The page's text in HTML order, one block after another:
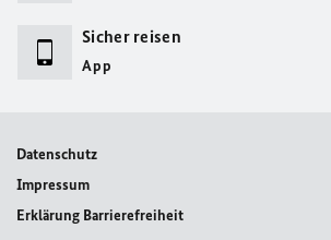
Sicher reisen
App
Datenschutz
Impressum
Erklärung Barrierefreiheit